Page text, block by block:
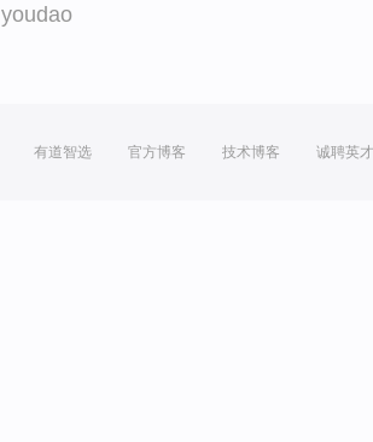
youdao
有道智选 官方博客 技术博客 诚聘英才